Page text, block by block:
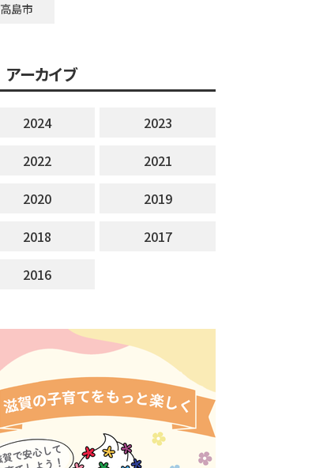
高島市
アーカイブ
2024
2023
2022
2021
2020
2019
2018
2017
2016